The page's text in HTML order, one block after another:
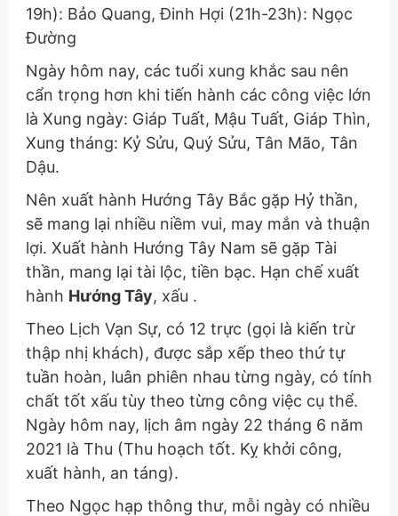
19h): Bảo Quang, Đinh Hợi (21h-23h): Ngọc
Đường
Ngày hôm nay, các tuổi xung khắc sau nên
cẩn trọng hơn khi tiến hành các công việc lớn
là Xung ngày: Giáp Tuất, Mậu Tuất, Giáp Thìn,
Xung tháng: Kỷ Sửu, Quý Sửu, Tân Mão, Tân
Dậu.
Nên xuất hành Hướng Tây Bắc gặp Hỷ thần,
sẽ mang lại nhiều niềm vui, may mắn và thuận
lợi. Xuất hành Hướng Tây Nam sẽ gặp Tài
thần, mang lại tài lộc, tiền bạc. Hạn chế xuất
hành Hướng Tây, xấu .
Theo Lịch Vạn Sự, có 12 trực (gọi là kiến trừ
thập nhị khách), được sắp xếp theo thứ tự
tuần hoàn, luân phiên nhau từng ngày, có tính
chất tốt xấu tùy theo từng công việc cụ thể.
Ngày hôm nay, lịch âm ngày 22 tháng 6 năm
2021 là Thu (Thu hoạch tốt. Kỵ khởi công,
xuất hành, an táng).
Theo Ngọc hạp thông thư, mỗi ngày có nhiều